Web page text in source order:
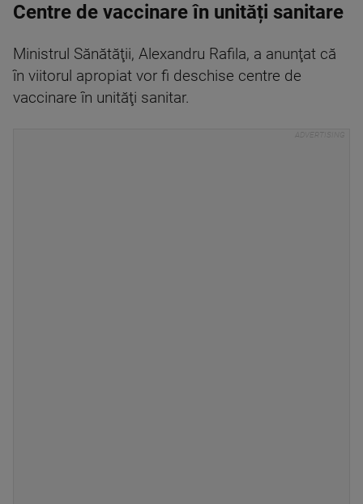
Centre de vaccinare în unități sanitare
Ministrul Sănătăţii, Alexandru Rafila, a anunţat că
în viitorul apropiat vor fi deschise centre de
vaccinare în unităţi sanitar.